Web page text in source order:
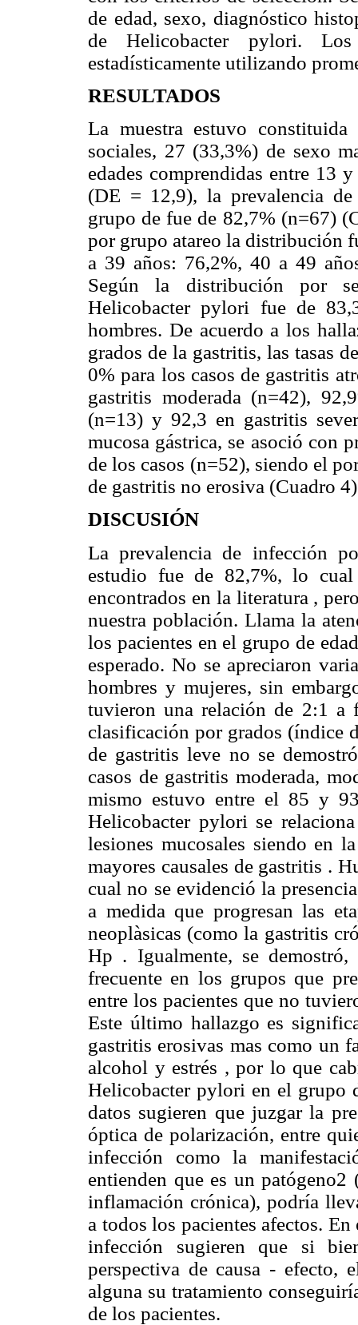
de edad, sexo, diagnóstico
de Helicobacter pylori. Los
estadísticamente utilizando
RESULTADOS
La muestra estuvo
sociales, 27 (33,3%) de sexo
edades comprendidas entre 13
(DE = 12,9), la prevalencia
grupo de fue de 82,7% (n=67)
por grupo atareo la distribución
a 39 años: 76,2%, 40 a 49
Según la distribución por
Helicobacter pylori fue de
hombres. De acuerdo a los
grados de la gastritis, las tasas
0% para los casos de gastritis
gastritis moderada (n=42),
(n=13) y 92,3 en gastritis
mucosa gástrica, se asoció con
de los casos (n=52), siendo el
de gastritis no erosiva (Cuadro
DISCUSIÓN
La prevalencia de infección
estudio fue de 82,7%, lo
encontrados en la literatura ,
nuestra población. Llama la
los pacientes en el grupo de
esperado. No se apreciaron
hombres y mujeres, sin
tuvieron una relación de 2:1 a
clasificación por grados (índice
de gastritis leve no se
casos de gastritis moderada,
mismo estuvo entre el 85 y
Helicobacter pylori se
lesiones mucosales siendo en
mayores causales de gastritis .
cual no se evidenció la
a medida que progresan las
neoplàsicas (como la gastritis
Hp . Igualmente, se
frecuente en los grupos que
entre los pacientes que no
Este último hallazgo es
gastritis erosivas mas como un
alcohol y estrés , por lo que
Helicobacter pylori en el grupo
datos sugieren que juzgar la
óptica de polarización, entre
infección como la
entienden que es un
inflamación crónica), podría
a todos los pacientes afectos.
infección sugieren que si
perspectiva de causa - efecto,
alguna su tratamiento
de los pacientes.